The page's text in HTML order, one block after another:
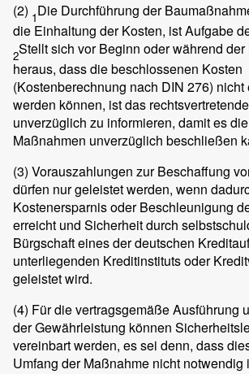
(2) 1Die Durchführung der
die Einhaltung der Kosten, ist Aufgabe
2Stellt sich vor Beginn oder während
heraus, dass die beschlossenen Kosten
(Kostenberechnung nach DIN 276) nicht
werden können, ist das
unverzüglich zu informieren, damit es
Maßnahmen unverzüglich beschließen
(3) Vorauszahlungen zur Beschaffung
dürfen nur geleistet werden, wenn
Kostenersparnis oder Beschleunigung
erreicht und Sicherheit durch
Bürgschaft eines der deutschen
unterliegenden Kreditinstituts oder
geleistet wird.
(4) Für die vertragsgemäße Ausführung
der Gewährleistung können
vereinbart werden, es sei denn, dass
Umfang der Maßnahme nicht notwendig